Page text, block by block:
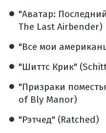
"Аватар:
The Last Airbender)
"Все мои
"Шиттс Крик"
"Призраки
of Bly Manor)
"Рэтчед" (Ratched)